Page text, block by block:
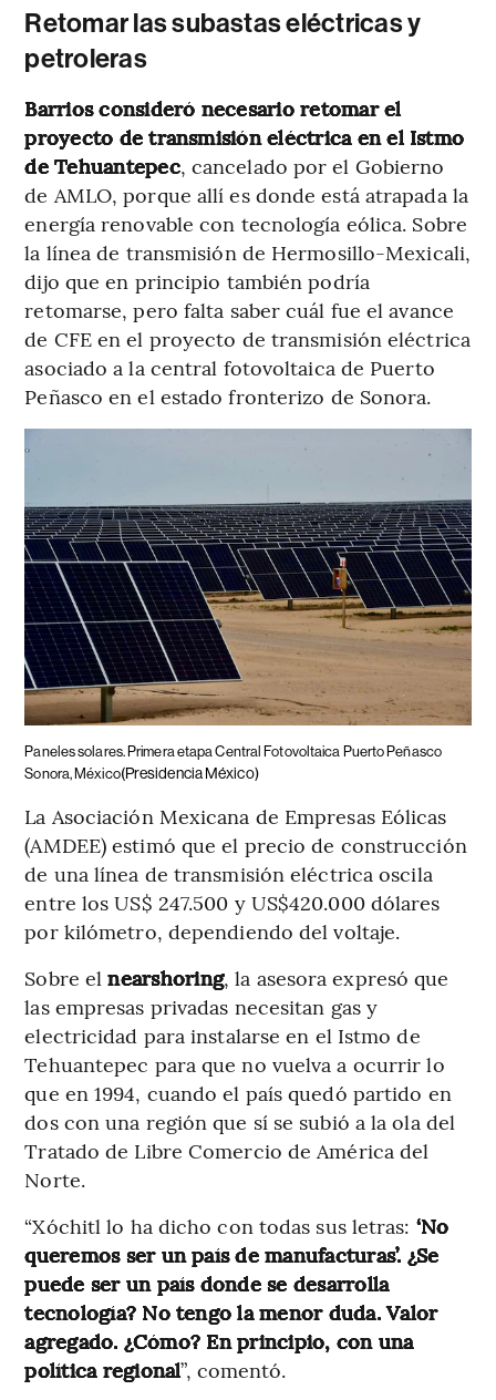
Retomar las subastas eléctricas y
petroleras
Barrios consideró necesario retomar el
proyecto de transmisión eléctrica en el Istmo
de Tehuantepec, cancelado por el Gobierno
de AMLO, porque allí es donde está atrapada la
energía renovable con tecnología eólica. Sobre
la línea de transmisión de Hermosillo-Mexicali,
dijo que en principio también podría
retomarse, pero falta saber cuál fue el avance
de CFE en el proyecto de transmisión eléctrica
asociado a la central fotovoltaica de Puerto
Peñasco en el estado fronterizo de Sonora.
Paneles solares. Primera etapa Central Fotovoltaica Puerto Peñasco
Sonora, México(Presidencia México)
La Asociación Mexicana de Empresas Eólicas
(AMDEE) estimó que el precio de construcción
de una línea de transmisión eléctrica oscila
entre los US$ 247.500 y US$420.000 dólares
por kilómetro, dependiendo del voltaje.
Sobre el nearshoring, la asesora expresó que
las empresas privadas necesitan gas y
electricidad para instalarse en el Istmo de
Tehuantepec para que no vuelva a ocurrir lo
que en 1994, cuando el país quedó partido en
dos con una región que sí se subió a la ola del
Tratado de Libre Comercio de América del
Norte.
“Xóchitl lo ha dicho con todas sus letras: ‘No
queremos ser un país de manufacturas’. ¿Se
puede ser un país donde se desarrolla
tecnología? No tengo la menor duda. Valor
agregado. ¿Cómo? En principio, con una
política regional”, comentó.